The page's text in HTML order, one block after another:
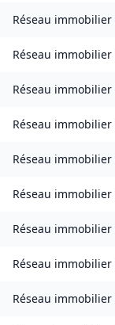
Réseau immobilier
Réseau immobilier
Réseau immobilier
Réseau immobilier
Réseau immobilier
Réseau immobilier
Réseau immobilier
Réseau immobilier
Réseau immobilier